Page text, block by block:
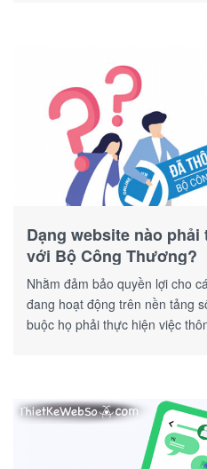
Dạng website nào phải
với Bộ Công Thương?
Nhằm đảm bảo quyền lợi cho
đang hoạt động trên nền tảng
buộc họ phải thực hiện việc